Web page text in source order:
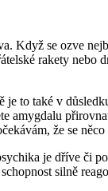
Když se ozve
rakety
to také v
amygdalu
že se něco
je dříve či
silně